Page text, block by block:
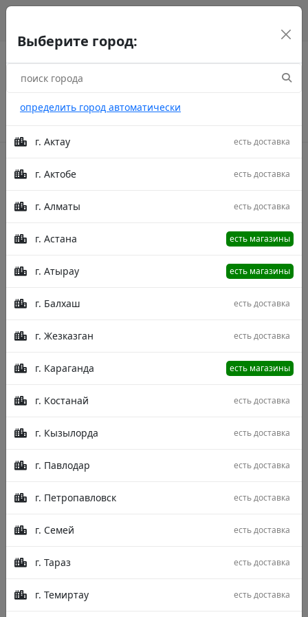
Выберите город:
определить город автоматически
г. Актау есть доставка
г. Актобе есть доставка
г. Алматы есть доставка
г. Астана есть магазины
г. Атырау есть магазины
г. Балхаш есть доставка
г. Жезказган есть доставка
г. Караганда есть магазины
г. Костанай есть доставка
г. Кызылорда есть доставка
г. Павлодар есть доставка
г. Петропавловск есть доставка
г. Семей есть доставка
г. Тараз есть доставка
г. Темиртау есть доставка
Главная Товары Venezia B063I Cream/Blue 200X300
Описание
Venezia для городских романтиков! Если вы любите